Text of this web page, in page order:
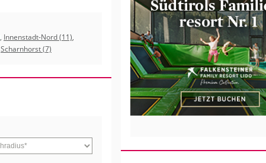
, Innenstadt-Nord (11),
Scharnhorst (7)